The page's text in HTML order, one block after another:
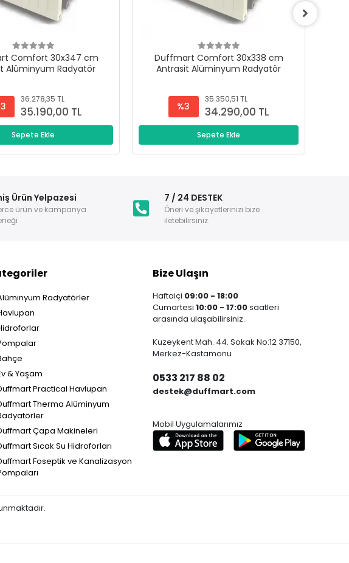
Comfort 30x347 cm
Alüminyum Radyatör
36.278,35 TL
35.190,00 TL
Sepete Ekle
Duffmart Comfort 30x338 cm
Antrasit Alüminyum Radyatör
%3
35.350,51 TL
34.290,00 TL
Sepete Ekle
Ürün Yelpazesi
ürün ve kampanya
7 / 24 DESTEK
Öneri ve şikayetlerinizi bize
iletebilirsiniz.
Radyatörler
& Yaşam
Practical Havlupan
Therma Alüminyum
Çapa Makineleri
Sıcak Su Hidroforları
Foseptik ve Kanalizasyon
Bize Ulaşın
Haftaiçi 09:00 - 18:00
Cumartesi 10:00 - 17:00saatleri
arasında ulaşabilirsiniz.
Kuzeykent Mah. 44. Sokak No:12 37150,
Merkez-Kastamonu
0533 217 88 02
destek@duffmart.com
Mobil Uygulamalarımız